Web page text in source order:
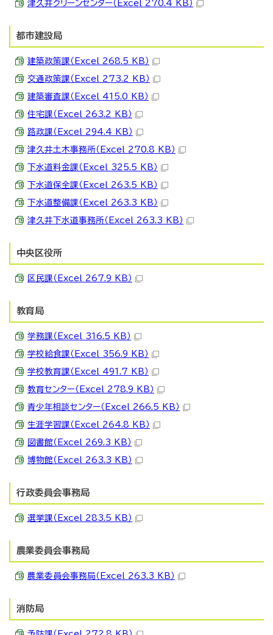
津久井クリーンセンター（Excel 270.4 KB）
都市建設局
建築政策課（Excel 268.5 KB）
交通政策課（Excel 273.2 KB）
建築審査課（Excel 415.0 KB）
住宅課（Excel 263.2 KB）
路政課（Excel 294.4 KB）
津久井土木事務所（Excel 270.8 KB）
下水道料金課（Excel 325.5 KB）
下水道保全課（Excel 263.5 KB）
下水道整備課（Excel 263.3 KB）
津久井下水道事務所（Excel 263.3 KB）
中央区役所
区民課（Excel 267.9 KB）
教育局
学務課（Excel 316.5 KB）
学校給食課（Excel 356.9 KB）
学校教育課（Excel 491.7 KB）
教育センター（Excel 278.9 KB）
青少年相談センター（Excel 266.5 KB）
生涯学習課（Excel 264.8 KB）
図書館（Excel 269.3 KB）
博物館（Excel 263.3 KB）
行政委員会事務局
選挙課（Excel 283.5 KB）
農業委員会事務局
農業委員会事務局（Excel 263.3 KB）
消防局